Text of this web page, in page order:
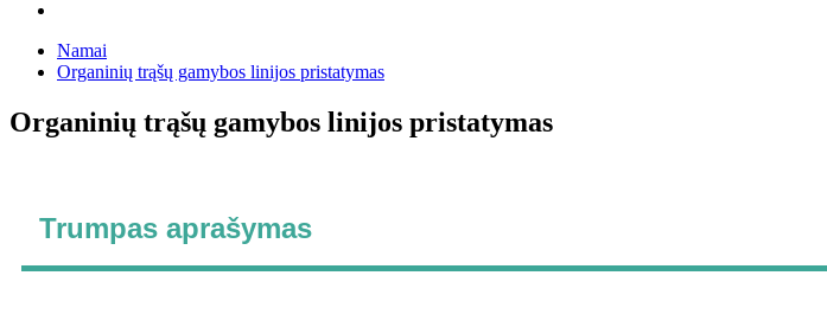
Namai
Organinių trąšų gamybos linijos pristatymas
Organinių trąšų gamybos linijos pristatymas
Trumpas aprašymas